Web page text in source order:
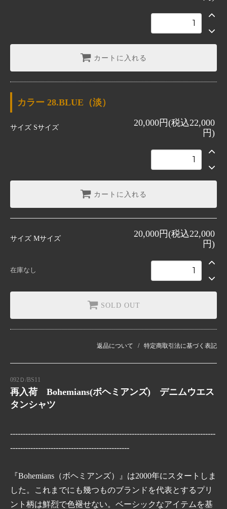
カートに入れる
カラー 28.BLUE（淡）
サイズ Sサイズ
20,000円(税込22,000
円)
カートに入れる
サイズ Mサイズ
20,000円(税込22,000
円)
在庫なし
SOLD OUT
返品について 特定商取引法に基づく表記
092Ｄ/BS11
再入荷 Bohemians(ボヘミアンズ) デニムウエス
タンシャツ
---------------------------------------------------------------------------------
-----------------------------------------------
『Bohemians（ボヘミアンズ）』は2000年にスタートしま
した。これまでにも幾つものブランドを代表とするプリ
ント柄は鮮烈で色褪せない。ベーシックなアイテムを基